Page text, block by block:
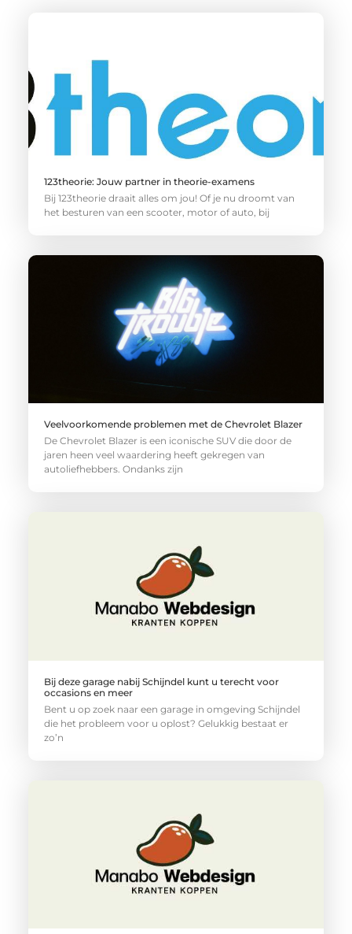
123theorie: Jouw partner in theorie-examens
Bij 123theorie draait alles om jou! Of je nu droomt van
het besturen van een scooter, motor of auto, bij
Veelvoorkomende problemen met de Chevrolet Blazer
De Chevrolet Blazer is een iconische SUV die door de
jaren heen veel waardering heeft gekregen van
autoliefhebbers. Ondanks zijn
Bij deze garage nabij Schijndel kunt u terecht voor
occasions en meer
Bent u op zoek naar een garage in omgeving Schijndel
die het probleem voor u oplost? Gelukkig bestaat er
zo’n